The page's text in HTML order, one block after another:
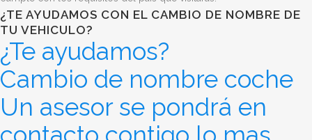
¿TE AYUDAMOS CON EL CAMBIO DE NOMBRE DE
TU VEHICULO?
¿Te ayudamos?
Cambio de nombre coche
Un asesor se pondrá en